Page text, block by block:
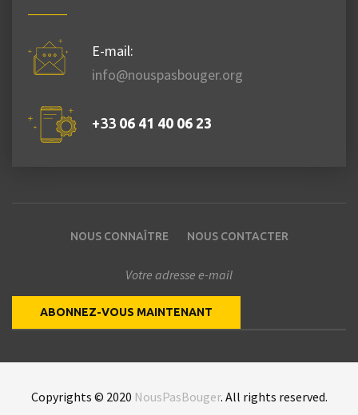
E-mail:
info@nouspasbouger.org
+33 06 41 40 06 23
NOUS CONNAÎTRE NOUS CONTACTER
Copyrights © 2020 NousPasBouger. All rights reserved.